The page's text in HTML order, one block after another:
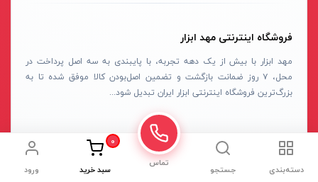
ماژیک
رفرکتومتر
اسپیکر
صفحه تقسیم
فروشگاه اینترنتی مهد ابزار
مهد ابزار با بیش از یک دهه تجربه، با پایبندی به سه اصل پرداخت در
محل، ۷ روز ضمانت بازگشت و تضمین اصل‌بودن کالا موفق شده تا به
بزرگ‌ترین فروشگاه اینترنتی ابزار ایران تبدیل شود...
ثبت شماره موبایل برای آخرین
تخفیف‌ها
دسته‌بندی جستجو
تماس
0
سبد خرید ورود